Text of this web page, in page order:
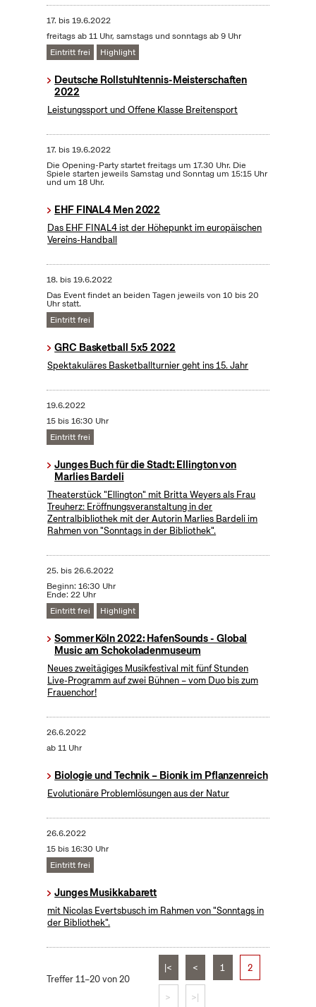
17. bis19.6.2022
freitags ab 11 Uhr, samstags und sonntags ab 9 Uhr
Eintritt frei
Highlight
Deutsche Rollstuhltennis-Meisterschaften
2022
Leistungssport und Offene Klasse Breitensport
17. bis19.6.2022
Die Opening-Party startet freitags um 17.30 Uhr. Die
Spiele starten jeweils Samstag und Sonntag um 15:15 Uhr
und um 18 Uhr.
EHF FINAL4 Men 2022
Das EHF FINAL4 ist der Höhepunkt im europäischen
Vereins-Handball
18. bis19.6.2022
Das Event findet an beiden Tagen jeweils von 10 bis 20
Uhr statt.
Eintritt frei
GRC Basketball 5x5 2022
Spektakuläres Basketballturnier geht ins 15. Jahr
19.6.2022
15 bis 16:30 Uhr
Eintritt frei
Junges Buch für die Stadt: Ellington von
Marlies Bardeli
Theaterstück "Ellington" mit Britta Weyers als Frau
Treuherz: Eröffnungsveranstaltung in der
Zentralbibliothek mit der Autorin Marlies Bardeli im
Rahmen von "Sonntags in der Bibliothek".
25. bis26.6.2022
Beginn: 16:30 Uhr
Ende: 22 Uhr
Eintritt frei
Highlight
Sommer Köln 2022: HafenSounds - Global
Music am Schokoladenmuseum
Neues zweitägiges Musikfestival mit fünf Stunden
Live-Programm auf zwei Bühnen – vom Duo bis zum
Frauenchor!
26.6.2022
ab 11 Uhr
Biologie und Technik – Bionik im Pflanzenreich
Evolutionäre Problemlösungen aus der Natur
26.6.2022
15 bis 16:30 Uhr
Eintritt frei
Junges Musikkabarett
mit Nicolas Evertsbusch im Rahmen von "Sonntags in
der Bibliothek".
Treffer 11–20 von 20
|< < 1 2
> >|